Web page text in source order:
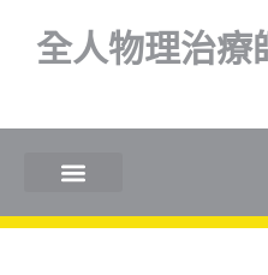
全人物理治療